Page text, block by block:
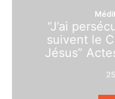
“J’ai
suivent le
Jésus”